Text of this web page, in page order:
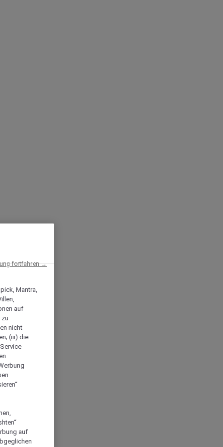
Mantra,
auf
zu
nicht
(iii) die
auf
fortfahren →